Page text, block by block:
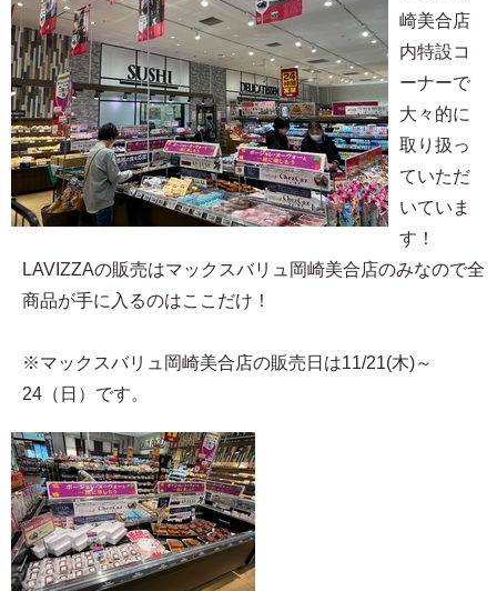
崎美合店
内特設コ
ーナーで
大々的に
取り扱っ
ていただ
いていま
す！
LAVIZZAの販売はマックスバリュ岡崎美合店のみなので全
商品が手に入るのはここだけ！
※マックスバリュ岡崎美合店の販売日は11/21(木)～
24（日）です。